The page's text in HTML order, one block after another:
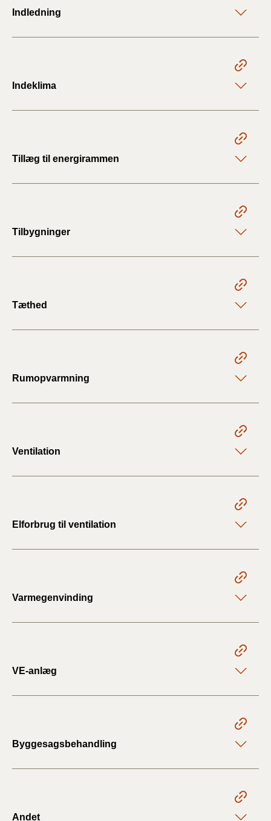
Indledning
Indeklima
Tillæg til energirammen
Tilbygninger
Tæthed
Rumopvarmning
Ventilation
Elforbrug til ventilation
Varmegenvinding
VE-anlæg
Byggesagsbehandling
Andet